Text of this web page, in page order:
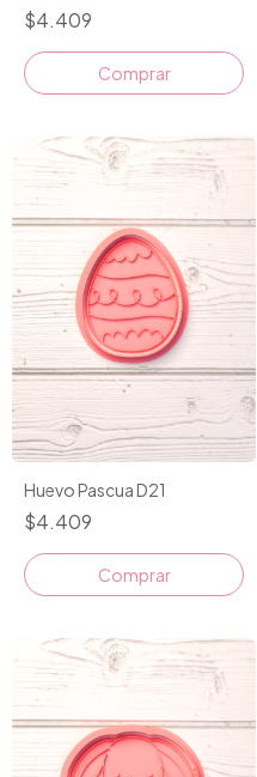
$4.409
Comprar
Huevo Pascua D21
$4.409
Comprar